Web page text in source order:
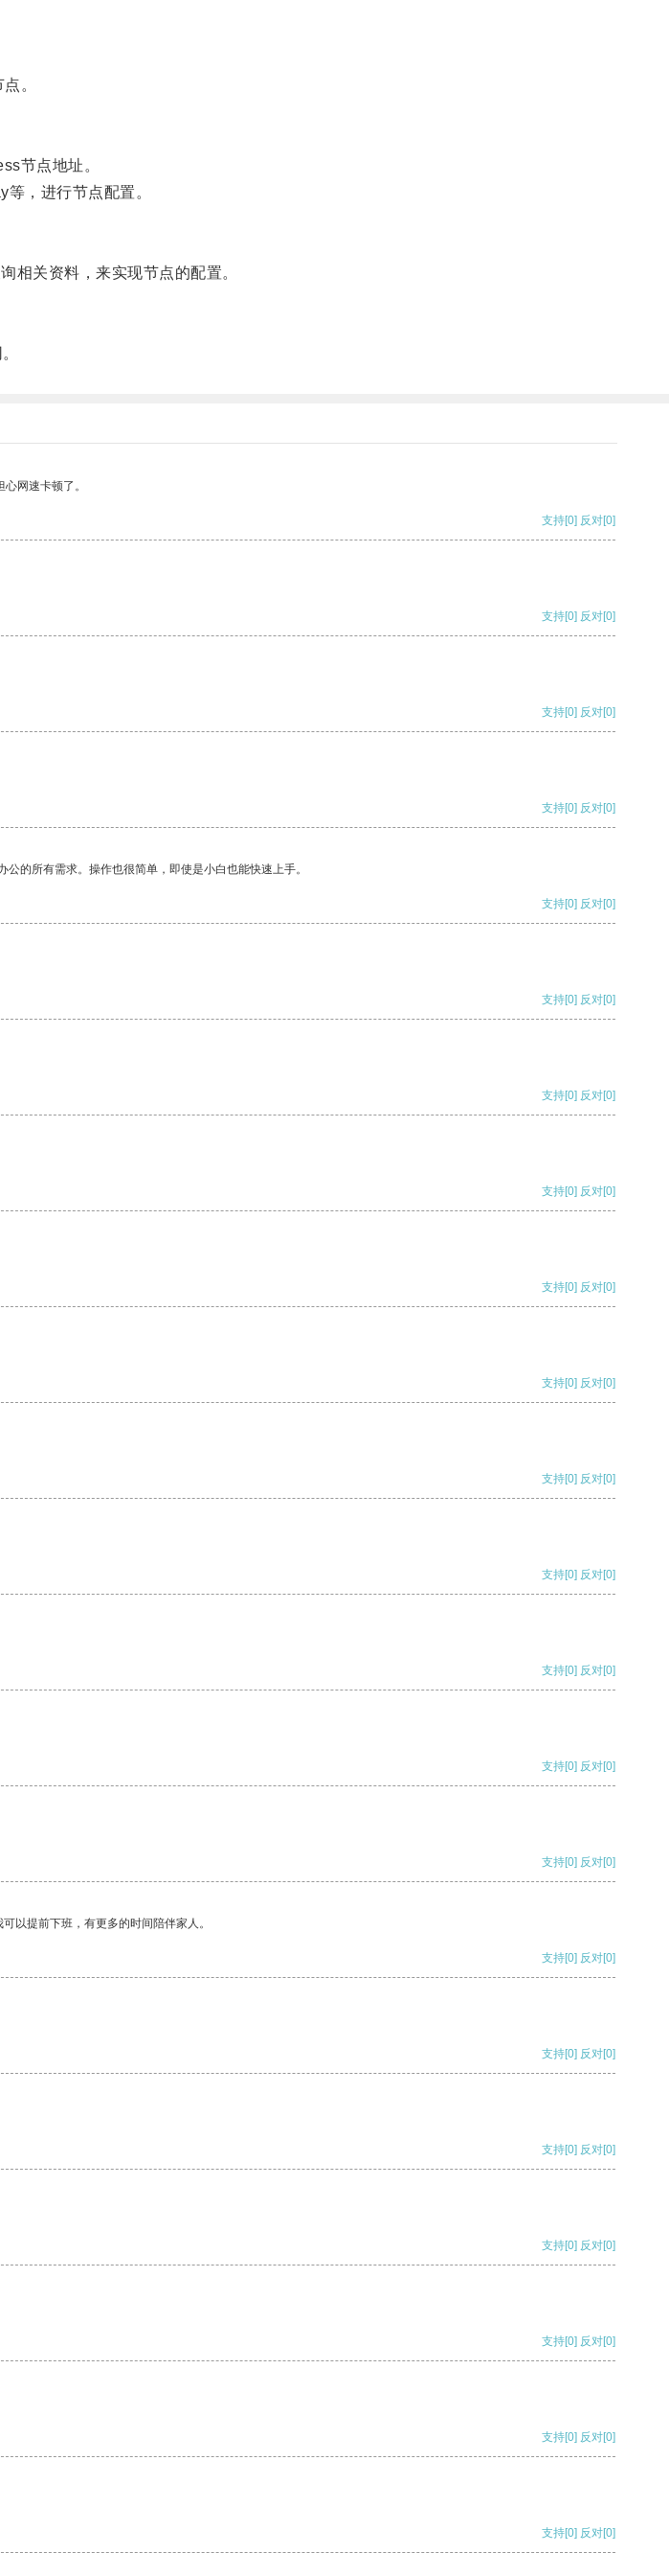
。
节点地址。
，进行节点配置。
关资料，来实现节点的配置。
网速卡顿了。
支持[0] 反对[0]
支持[0] 反对[0]
支持[0] 反对[0]
支持[0] 反对[0]
的所有需求。操作也很简单，即使是小白也能快速上手。
支持[0] 反对[0]
支持[0] 反对[0]
支持[0] 反对[0]
支持[0] 反对[0]
支持[0] 反对[0]
支持[0] 反对[0]
支持[0] 反对[0]
支持[0] 反对[0]
支持[0] 反对[0]
支持[0] 反对[0]
支持[0] 反对[0]
以提前下班，有更多的时间陪伴家人。
支持[0] 反对[0]
支持[0] 反对[0]
支持[0] 反对[0]
支持[0] 反对[0]
支持[0] 反对[0]
支持[0] 反对[0]
支持[0] 反对[0]